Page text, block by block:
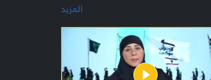
المزيد